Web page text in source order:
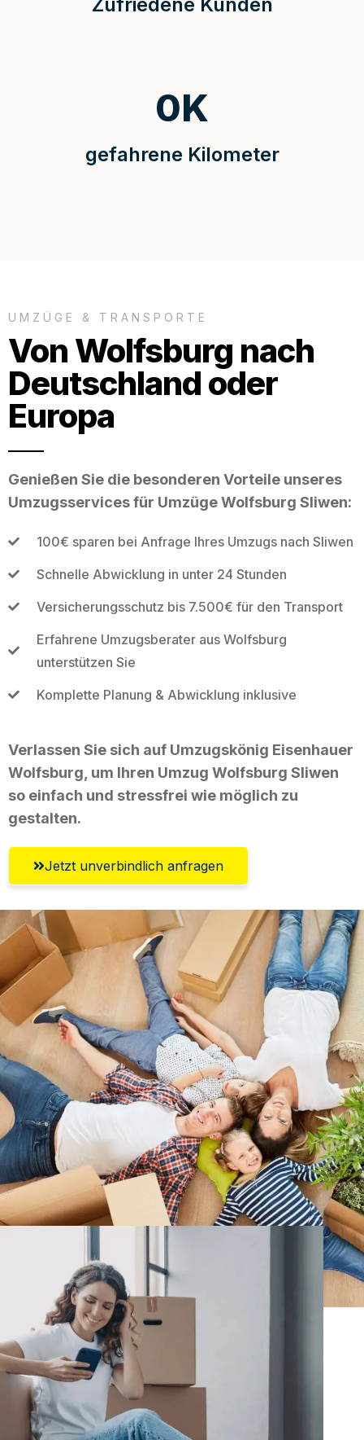
gefahrene Kilometer
0K
UMZÜGE & TRANSPORTE
Von Wolfsburg nach
Deutschland oder
Europa
Genießen Sie die besonderen Vorteile unseres
Umzugsservices für Umzüge Wolfsburg Sliwen:
100€ sparen bei Anfrage Ihres Umzugs nach Sliwen
Schnelle Abwicklung in unter 24 Stunden
Versicherungsschutz bis 7.500€ für den Transport
Erfahrene Umzugsberater aus Wolfsburg
unterstützen Sie
Komplette Planung & Abwicklung inklusive
Verlassen Sie sich auf Umzugskönig Eisenhauer
Wolfsburg, um Ihren Umzug Wolfsburg Sliwen
so einfach und stressfrei wie möglich zu
gestalten.
Jetzt unverbindlich anfragen